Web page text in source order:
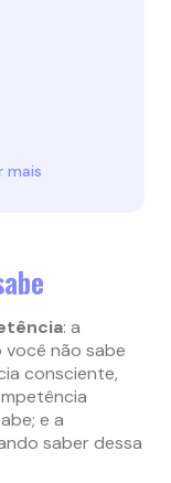
mais
: a
não sabe
consciente,
e a
saber dessa